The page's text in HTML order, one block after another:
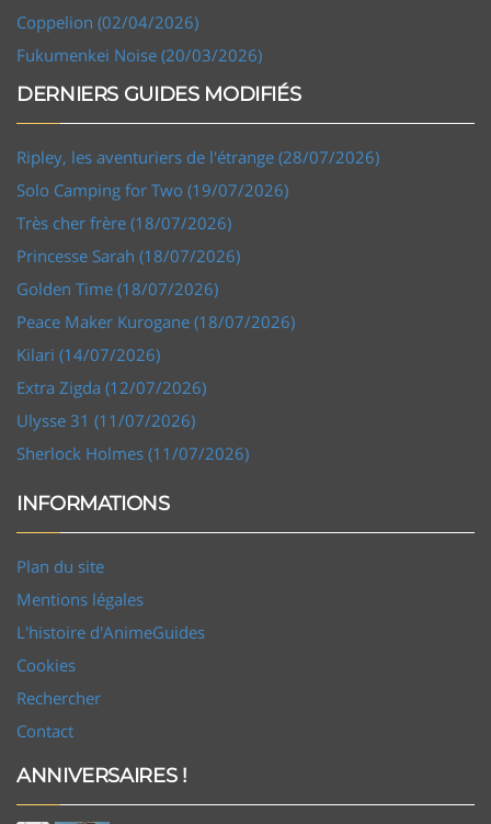
Coppelion (02/04/2026)
Fukumenkei Noise (20/03/2026)
DERNIERS GUIDES MODIFIÉS
Ripley, les aventuriers de l'étrange (28/07/2026)
Solo Camping for Two (19/07/2026)
Très cher frère (18/07/2026)
Princesse Sarah (18/07/2026)
Golden Time (18/07/2026)
Peace Maker Kurogane (18/07/2026)
Kilari (14/07/2026)
Extra Zigda (12/07/2026)
Ulysse 31 (11/07/2026)
Sherlock Holmes (11/07/2026)
INFORMATIONS
Plan du site
Mentions légales
L'histoire d'AnimeGuides
Cookies
Rechercher
Contact
ANNIVERSAIRES !